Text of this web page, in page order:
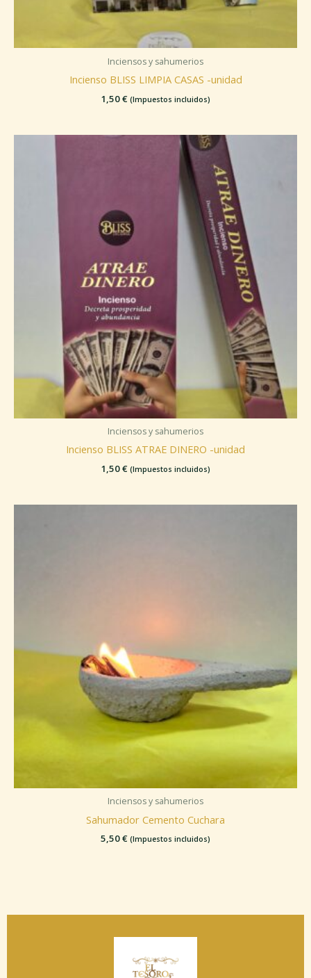
Inciensos y sahumerios
Incienso BLISS LIMPIA CASAS -unidad
1,50€ (Impuestos incluidos)
Inciensos y sahumerios
Incienso BLISS ATRAE DINERO -unidad
1,50€ (Impuestos incluidos)
Inciensos y sahumerios
Sahumador Cemento Cuchara
5,50€ (Impuestos incluidos)